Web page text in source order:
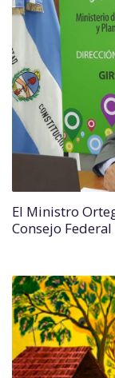
El Ministro
Consejo